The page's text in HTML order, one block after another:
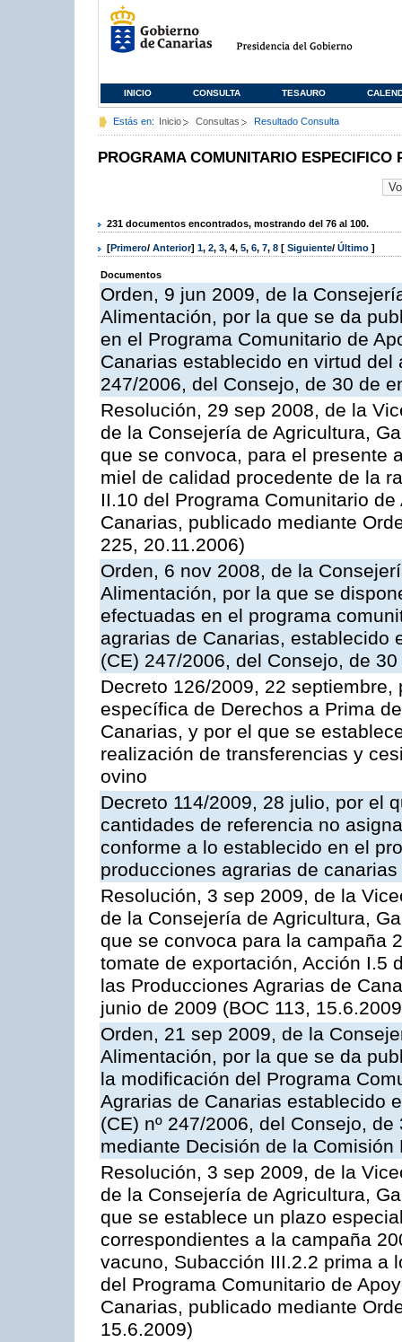
INICIO CONSULTA TESAURO
Estás en: Inicio Consultas Resultado Consulta
PROGRAMA COMUNITARIO ESPECIFICO
231 documentos encontrados, mostrando del 76 al 100.
[Primero/ Anterior] 1, 2, 3, 4, 5, 6, 7, 8 [ Siguiente/ Último ]
Documentos
Orden, 9 jun 2009, de la
Alimentación, por la que se da
en el Programa Comunitario de
Canarias establecido en virtud
247/2006, del Consejo, de 30 de
Resolución, 29 sep 2008, de la
de la Consejería de Agricultura,
que se convoca, para el presente
miel de calidad procedente de la
II.10 del Programa Comunitario
Canarias, publicado mediante
225, 20.11.2006)
Orden, 6 nov 2008, de la
Alimentación, por la que se
efectuadas en el programa
agrarias de Canarias, establecido
(CE) 247/2006, del Consejo, de
Decreto 126/2009, 22
específica de Derechos a Prima
Canarias, y por el que se
realización de transferencias y
ovino
Decreto 114/2009, 28 julio, por el
cantidades de referencia no
conforme a lo establecido en el
producciones agrarias de canarias
Resolución, 3 sep 2009, de la
de la Consejería de Agricultura,
que se convoca para la campaña
tomate de exportación, Acción I.5
las Producciones Agrarias de
junio de 2009 (BOC 113,
Orden, 21 sep 2009, de la
Alimentación, por la que se da
la modificación del Programa
Agrarias de Canarias establecido
(CE) nº 247/2006, del Consejo,
mediante Decisión de la
Resolución, 3 sep 2009, de la
de la Consejería de Agricultura,
que se establece un plazo
correspondientes a la campaña
vacuno, Subacción III.2.2 prima a
del Programa Comunitario de
Canarias, publicado mediante
15.6.2009)